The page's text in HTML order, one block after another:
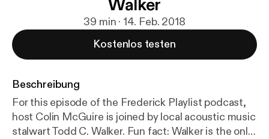
Walker
39 min · 14. Feb. 2018
Kostenlos testen
Beschreibung
For this episode of the Frederick Playlist podcast,
host Colin McGuire is joined by local acoustic music
stalwart Todd C. Walker. Fun fact: Walker is the only